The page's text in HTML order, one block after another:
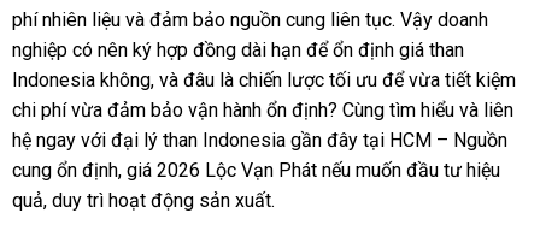
phí nhiên liệu và đảm bảo nguồn cung liên tục. Vậy doanh
nghiệp có nên ký hợp đồng dài hạn để ổn định giá than
Indonesia không, và đâu là chiến lược tối ưu để vừa tiết kiệm
chi phí vừa đảm bảo vận hành ổn định? Cùng tìm hiểu và liên
hệ ngay với đại lý than Indonesia gần đây tại HCM – Nguồn
cung ổn định, giá 2026 Lộc Vạn Phát nếu muốn đầu tư hiệu
quả, duy trì hoạt động sản xuất.